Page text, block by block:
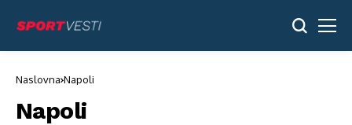
Naslovna Napoli
Napoli